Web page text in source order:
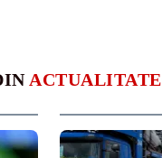
ACTUALITATE